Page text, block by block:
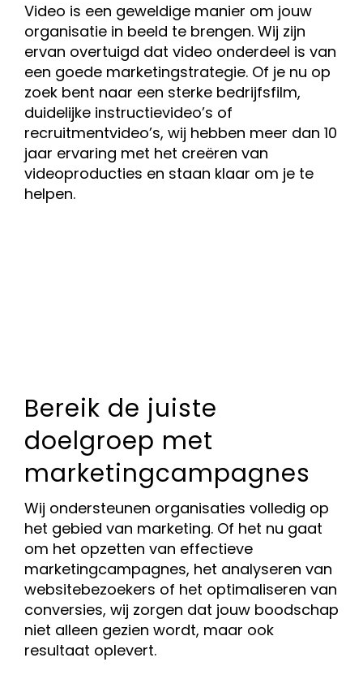
Video is een geweldige manier om jouw
organisatie in beeld te brengen. Wij zijn
ervan overtuigd dat video onderdeel is van
een goede marketingstrategie. Of je nu op
zoek bent naar een sterke bedrijfsfilm,
duidelijke instructievideo’s of
recruitmentvideo’s, wij hebben meer dan 10
jaar ervaring met het creëren van
videoproducties en staan klaar om je te
helpen.
Bereik de juiste
doelgroep met
marketingcampagnes
Wij ondersteunen organisaties volledig op
het gebied van marketing. Of het nu gaat
om het opzetten van effectieve
marketingcampagnes, het analyseren van
websitebezoekers of het optimaliseren van
conversies, wij zorgen dat jouw boodschap
niet alleen gezien wordt, maar ook
resultaat oplevert.